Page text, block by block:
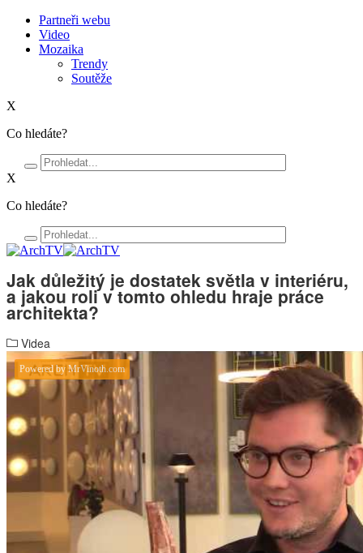
Partneři webu
Video
Mozaika
Trendy
Soutěže
X
Co hledáte?
X
Co hledáte?
Jak důležitý je dostatek světla v interiéru,
a jakou roli v tomto ohledu hraje práce
architekta?
Videa